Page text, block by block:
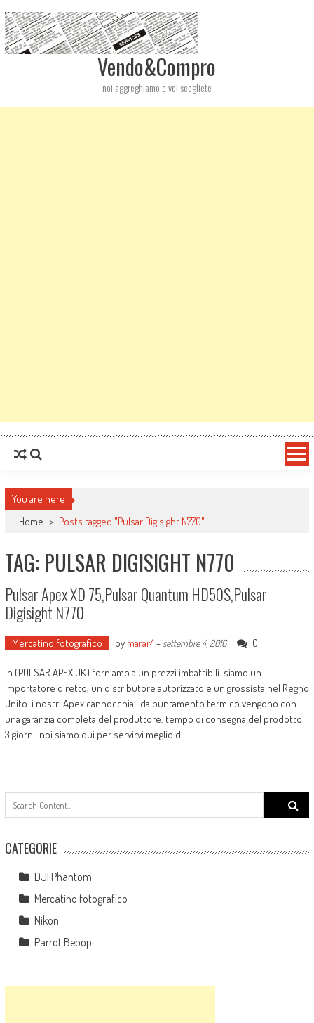
Vendo&Compro
noi aggreghiamo e voi scegliete
You are here
Home > Posts tagged "Pulsar Digisight N770"
TAG: PULSAR DIGISIGHT N770
Pulsar Apex XD 75,Pulsar Quantum HD50S,Pulsar
Digisight N770
Mercatino fotografico by marar4- settembre 4, 2016 0
In (PULSAR APEX UK) forniamo a un prezzi imbattibili. siamo un
importatore diretto, un distributore autorizzato e un grossista nel Regno
Unito. i nostri Apex cannocchiali da puntamento termico vengono con
una garanzia completa del produttore. tempo di consegna del prodotto:
3 giorni. noi siamo qui per servirvi meglio di
Search
for:
CATEGORIE
DJI Phantom
Mercatino fotografico
Nikon
Parrot Bebop